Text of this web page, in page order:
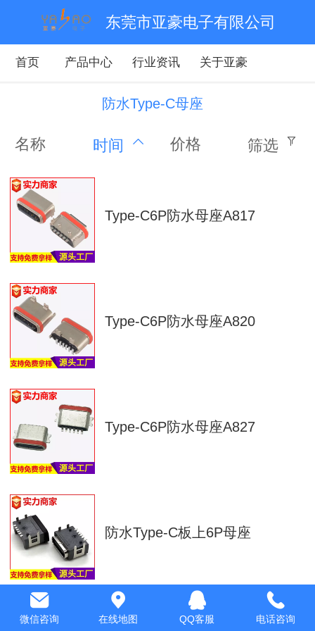
东莞市亚豪电子有限公司
首页 产品中心 行业资讯 关于亚豪
防水Type-C母座
名称 时间 价格 筛选
Type-C6P防水母座A817
Type-C6P防水母座A820
Type-C6P防水母座A827
防水Type-C板上6P母座
微信咨询 在线地图 QQ客服 电话咨询